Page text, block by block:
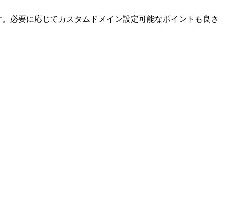
必要に応じてカスタムドメイン設定可能なポイントも良さ